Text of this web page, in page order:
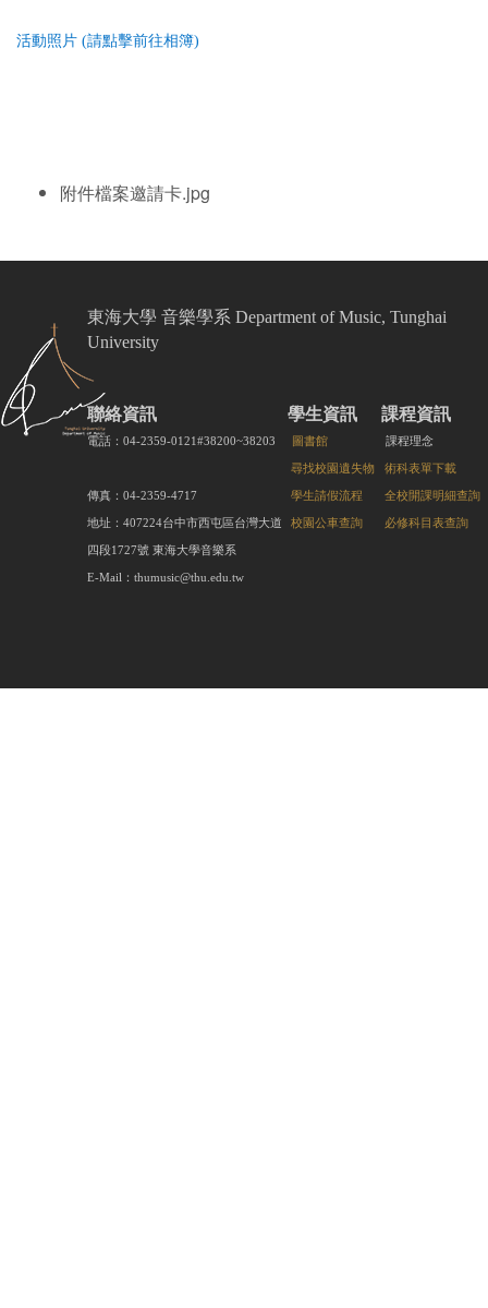
活動照片 (請點擊前往相簿)
附件檔案邀請卡.jpg
東海大學 音樂學系 Department of Music, Tunghai
University
聯絡資訊
電話：04-2359-0121#38200~38203
傳真：04-2359-4717
地址：407224台中市西屯區台灣大道
四段1727號 東海大學音樂系
E-Mail：thumusic@thu.edu.tw
學生資訊
圖書館
尋找校園遺失物
學生請假流程
校園公車查詢
課程資訊
課程理念
術科表單下載
全校開課明細查詢
必修科目表查詢